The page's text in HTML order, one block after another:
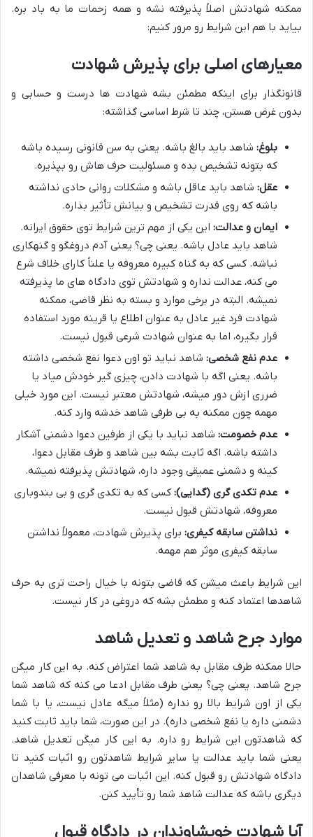
ممکنه شهادتش اصلاً پذیرفته نشه و همه زحمات ما به باد بره.
بیاید با هم این شرایط رو مرور کنیم:
معیارهای اصلی برای پذیرش شهادت
قانونگذار برای اینکه مطمئن بشه شهادت ها درست و حسابی و
بدون غرض هستن، چند تا شرط اساسی گذاشته:
بلوغ: شاهد باید بالغ باشه. یعنی به سن قانونی رسیده باشه
که بتونه تشخیص بده و مسئولیت حرف هاش رو بپذیره.
عقل: شاهد باید عاقل باشه و مشکلات روانی حادی نداشته
باشه که روی قدرت تشخیص و بیانش تأثیر بذاره.
ایمان و عدالت: این یکی از مهم ترین شرایط توی حقوق ایرانه.
شاهد باید عادل باشه. یعنی چی؟ یعنی آدم دروغگو و گنهکاری
نباشه. کسی که به گناه کبیره معروفه یا علناً کارای خلاف شرع
می کنه، عدالت نداره و شهادتش توی دادگاه های ما پذیرفته
نمیشه. البته در برخی موارد و بسته به نظر قاضی، ممکنه
شهادت فرد غیر عادل به عنوان اطلاع یا قرینه مورد استفاده
قرار بگیره، اما به عنوان شهادت شرعی قبول نیست.
عدم نفع شخصی: شاهد نباید تو اون دعوا نفع شخصی داشته
باشه. یعنی اگه با شهادت دادن، چیزی گیر خودش میاد یا
ضرری ازش دور میشه، شهادتش معتبر نیست. این مورد خیلی
مهمه چون ممکنه به بی طرفی شاهد خدشه وارد کنه.
عدم خصومت: شاهد نباید با یکی از طرفین دعوا دشمنی آشکار
داشته باشه. اگه ثابت بشه بین شاهد و طرف مقابل دعوا،
کینه و دشمنی عمیقی وجود داره، شهادتش پذیرفته نمیشه.
عدم تکدی گری (گدایی): کسی که به تکدی گری و بی بندوباری
معروفه، شهادتش قبول نیست.
نداشتن سابقه کیفری: برای پذیرش شهادت، معمولاً نداشتن
سابقه کیفری موثر هم مهمه.
این شرایط باعث میشن که قاضی بتونه با خیال راحت تری به حرف
شاهدها اعتماد کنه و مطمئن بشه که دروغی در کار نیست.
موارد جرح شاهد و تعدیل شاهد
حالا ممکنه طرف مقابل به شاهد شما اعتراض کنه. به این کار میگن
جرح شاهد. یعنی چی؟ یعنی طرف مقابل ادعا می کنه که شاهد شما
یکی از اون شرایط بالا رو نداره (مثلاً میگه عادل نیست، یا با شما
دشمنی داره یا نفع شخصی داره). در این صورت، شما باید ثابت کنید
که شاهدتون این شرایط رو داره. به این کار میگن تعدیل شاهد.
یعنی شما باید عدالت یا سایر شرایط شاهدتون رو اثبات کنید تا
دادگاه شهادتش رو قبول کنه. این اثبات می تونه با معرفی شاهدان
دیگری باشه که عدالت شاهد شما رو تأیید کنن.
آیا شهادت خویشاوندان در دادگاه قبول